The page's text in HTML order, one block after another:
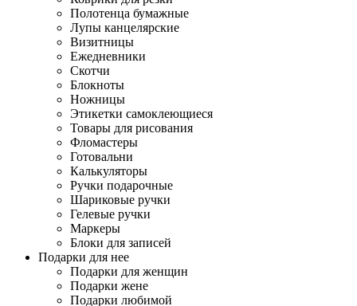
Полотенца бумажные
Лупы канцелярские
Визитницы
Ежедневники
Скотчи
Блокноты
Ножницы
Этикетки самоклеющиеся
Товары для рисования
Фломастеры
Готовальни
Калькуляторы
Ручки подарочные
Шариковые ручки
Гелевые ручки
Маркеры
Блоки для записей
Подарки для нее
Подарки для женщин
Подарки жене
Подарки любимой